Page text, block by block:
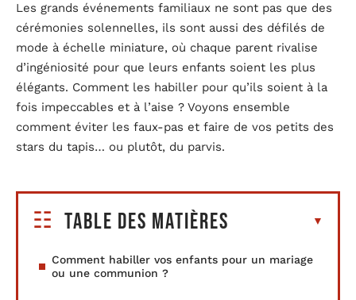
Les grands événements familiaux ne sont pas que des
cérémonies solennelles, ils sont aussi des défilés de
mode à échelle miniature, où chaque parent rivalise
d’ingéniosité pour que leurs enfants soient les plus
élégants. Comment les habiller pour qu’ils soient à la
fois impeccables et à l’aise ? Voyons ensemble
comment éviter les faux-pas et faire de vos petits des
stars du tapis… ou plutôt, du parvis.
Table des matières
Comment habiller vos enfants pour un mariage
ou une communion ?